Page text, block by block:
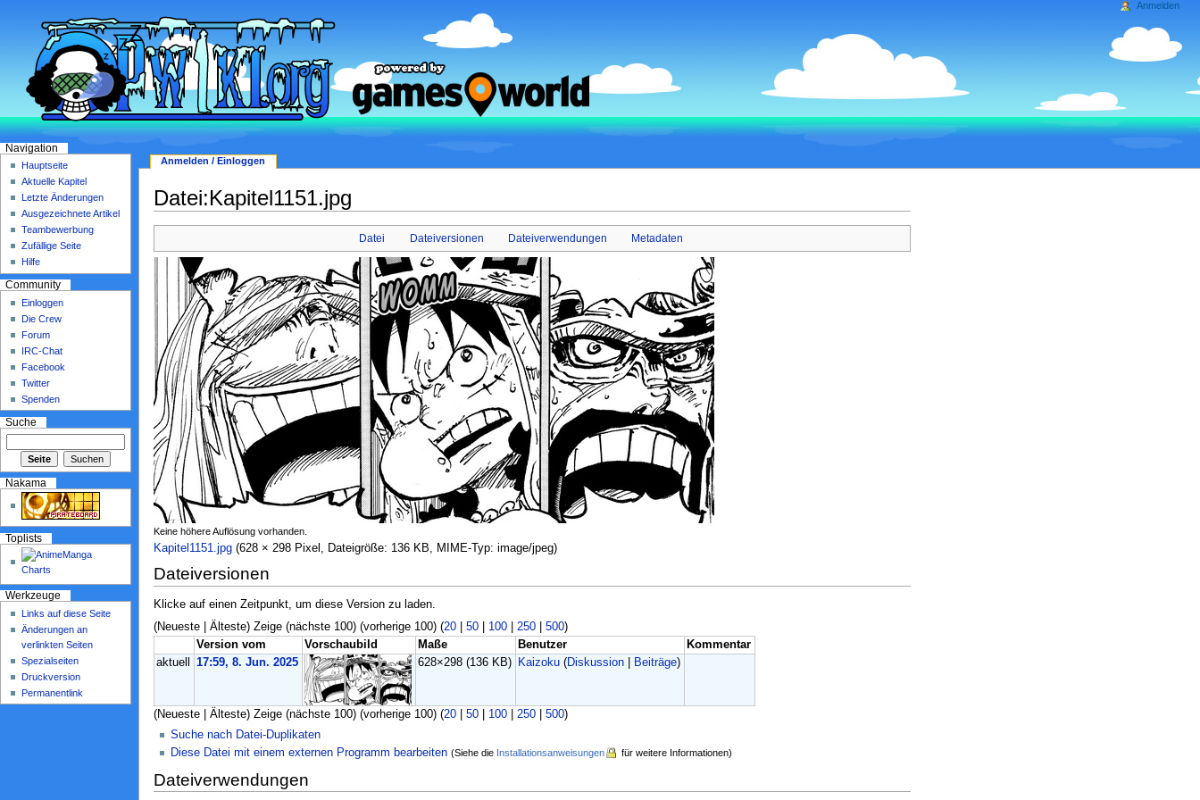
Datei:Kapitel1151.jpg
Datei Dateiversionen Dateiverwendungen Metadaten
Keine höhere Auflösung vorhanden.
Kapitel1151.jpg‎ (628 × 298 Pixel, Dateigröße: 136 KB, MIME-Typ: image/jpeg)
Dateiversionen
Klicke auf einen Zeitpunkt, um diese Version zu laden.
(Neueste | Älteste) Zeige (nächste 100) (vorherige 100) (20| 50| 100| 250| 500)
Version vom
Vorschaubild Maße Benutzer
Kommentar
aktuell
17:59, 8. Jun. 2025 628×298(136 KB) Kaizoku (Diskussion Beiträge)
(Neueste | Älteste) Zeige (nächste 100) (vorherige 100) (20| 50| 100| 250| 500)
Suche nach Datei-Duplikaten
Diese Datei mit einem externen Programm bearbeiten (Siehe die Installationsanweisungen für weitere Informationen)
Dateiverwendungen
Anmelden / Einloggen
Anmelden
Navigation
Hauptseite
Aktuelle Kapitel
Letzte Änderungen
Ausgezeichnete Artikel
Teambewerbung
Zufällige Seite
Hilfe
Community
Einloggen
Die Crew
Forum
IRC-Chat
Facebook
Twitter
Spenden
Suche
Nakama
Toplists
Werkzeuge
Links auf diese Seite
Änderungen an
verlinkten Seiten
Spezialseiten
Druckversion
Permanentlink